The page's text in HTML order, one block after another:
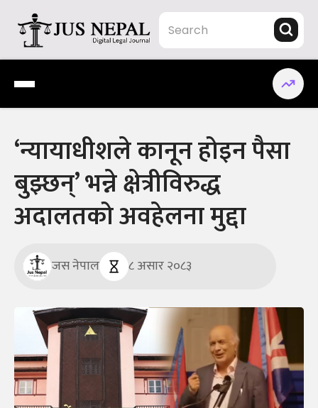
content
Jus Nepal | www.jusnepal.com
Digital Legal Journal
‘न्यायाधीशले कानून होइन पैसा
बुझ्छन्’ भन्ने क्षेत्रीविरुद्ध
अदालतको अवहेलना मुद्दा
जस नेपाल ८ असार २०८३